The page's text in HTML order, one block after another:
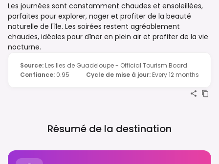
Les journées sont constamment chaudes et ensoleillées,
parfaites pour explorer, nager et profiter de la beauté
naturelle de l'île. Les soirées restent agréablement
chaudes, idéales pour dîner en plein air et profiter de la vie
nocturne.
Source: Les Iles de Guadeloupe - Official Tourism Board
Confiance: 0.95 Cycle de mise à jour: Every 12 months
Résumé de la destination